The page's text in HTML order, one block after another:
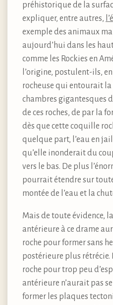
préhistorique de la
expliquer, entre autres,
exemple des animaux
aujourd’hui dans les
comme les Rockies en
l’origine, postulent-ils,
rocheuse qui entourait
chambres gigantesques
de ces roches, de par la
dès que cette coquille
quelque part, l’eau en
qu’elle inonderait du
vers le bas. De plus
pourrait étendre sur
montée de l’eau et la
Mais de toute évidence,
antérieure à ce drame
roche pour former sans
postérieure plus
roche pour trop peu
antérieure n’aurait pas
former les plaques